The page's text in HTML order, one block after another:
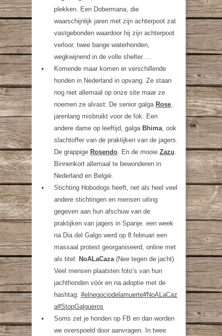
plekken. Een Dobermana, die
waarschijnlijk jaren met zijn achterpoot zat
vastgebonden waardoor hij zijn achterpoot
verloor, twee bange waterhonden,
wegkwijnend in de volle shelter….
Komende maar komen er verschillende
honden in Nederland in opvang. Ze staan
nog niet allemaal op onze site maar ze
noemen ze alvast: De senior galga Rose,
jarenlang misbruikt voor de fok. Een
andere dame op leeftijd, galga Bhima, ook
slachtoffer van de praktijken van de jagers.
De grappige Rosendo. En de mooie Zazu.
Binnenkort allemaal te bewonderen in
Nederland en België.
Stichting Hobodogs heeft, net als heel veel
andere stichtingen en mensen uiting
gegeven aan hun afschuw van de
praktijken van jagers in Spanje. een week
na Dia del Galgo werd op 8 februari een
massaal protest georganiseerd, online met
als titel: NoALaCaza(Nee tegen de jacht)
Veel mensen plaatsten foto’s van hun
jachthonden vóór en na adoptie met de
hashtag: #elnegociodelamuerte#NoALaCaz
a#StopGalgueros
Soms zet je honden op FB en dan worden
we overspoeld door aanvragen. In twee